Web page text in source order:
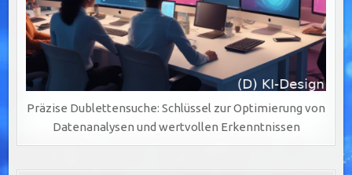
Präzise Dublettensuche: Schlüssel zur Optimierung von
Datenanalysen und wertvollen Erkenntnissen